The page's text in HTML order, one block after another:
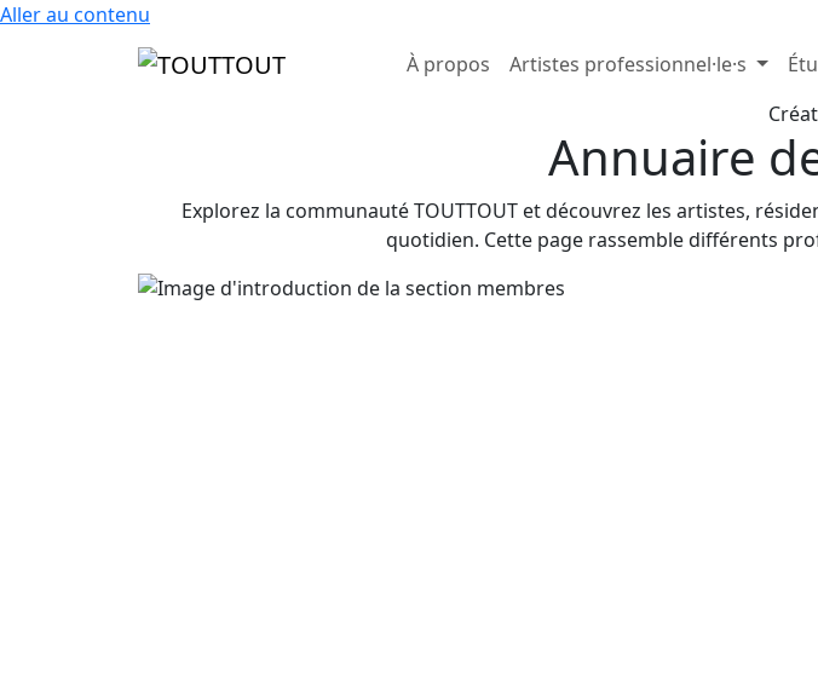
Aller au contenu
À propos
Artistes professionnel·le·s
Annuaire
Explorez la communauté TOUTTOUT et découvrez les artistes,
quotidien. Cette page rassemble différents